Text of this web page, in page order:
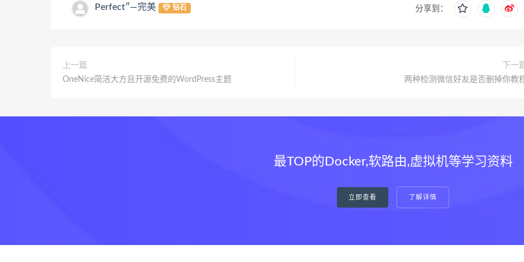
Perfect″—完美 钻石 分享到：
上一篇
OneNice简洁大方且开源免费的WordPress主题
下一
两种检测微信好友是否删掉你教
最TOP的Docker,软路由,虚拟机等学习资料
立即查看 了解详情